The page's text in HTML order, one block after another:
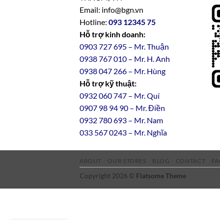
Email: info@bgn.vn
Hotline: 093 12345 75
Hỗ trợ kinh doanh:
0903 727 695 – Mr. Thuận
0938 767 010 – Mr. H. Anh
0938 047 266 – Mr. Hùng
Hỗ trợ kỹ thuật:
0932 060 747 – Mr. Quí
0907 98 94 90 – Mr. Điền
0932780693 – Mr. Nam
033 567 0243 – Mr. Nghĩa
ABOUT OUR STORES BLOG CONTACT
Copyright 2026 © Flatsome Theme